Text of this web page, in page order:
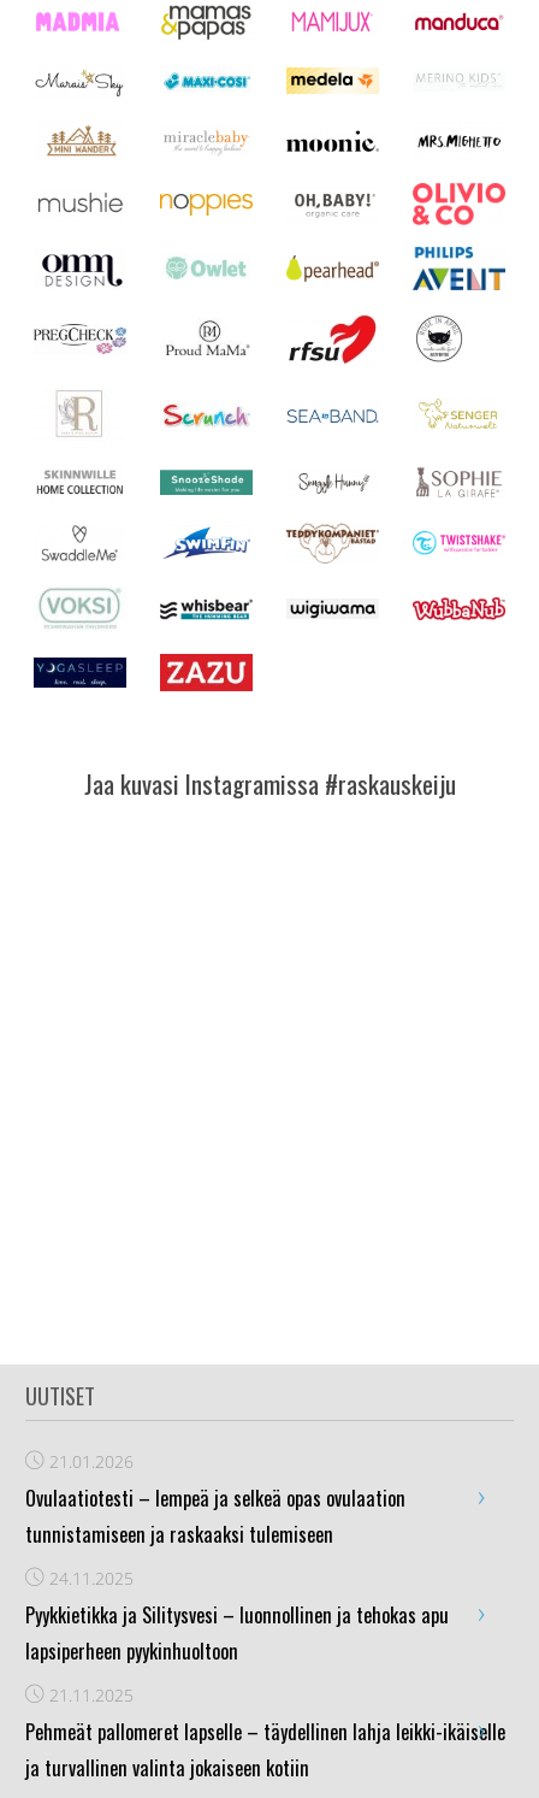
Jaa kuvasi Instagramissa #raskauskeiju
UUTISET
21.01.2026
Ovulaatiotesti – lempeä ja selkeä opas ovulaation
tunnistamiseen ja raskaaksi tulemiseen
›
24.11.2025
Pyykkietikka ja Silitysvesi – luonnollinen ja tehokas apu
lapsiperheen pyykinhuoltoon
›
21.11.2025
Pehmeät pallomeret lapselle – täydellinen lahja leikki-ikäiselle
ja turvallinen valinta jokaiseen kotiin
›